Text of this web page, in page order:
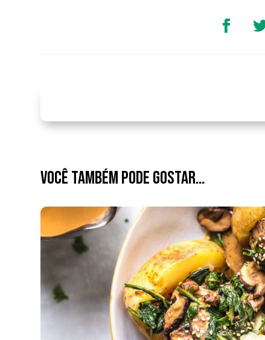
Você também pode gostar…